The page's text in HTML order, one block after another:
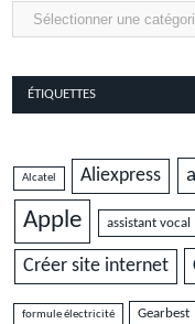
Catégories
ÉTIQUETTES
Alcatel Aliexpress
Apple assistant vocal
Créer site internet
formule électricité Gearbest